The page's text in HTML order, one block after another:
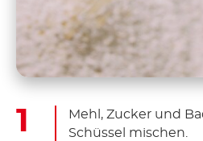
Mehl, Zucker und
Schüssel mischen.